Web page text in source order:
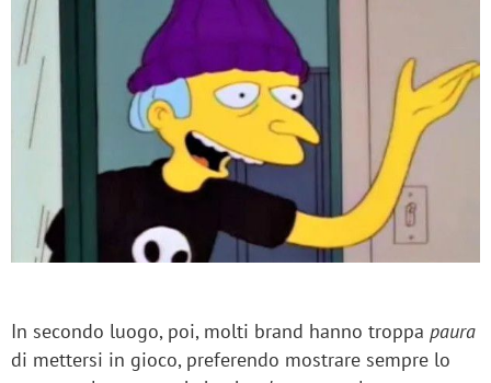
In secondo luogo, poi, molti brand hanno troppa paura
di mettersi in gioco, preferendo mostrare sempre lo